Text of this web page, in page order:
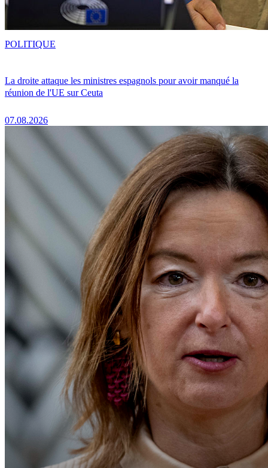
La droite attaque les ministres espagnols pour avoir manqué la
réunion de l'UE sur Ceuta
07.08.2026
POLITIQUE